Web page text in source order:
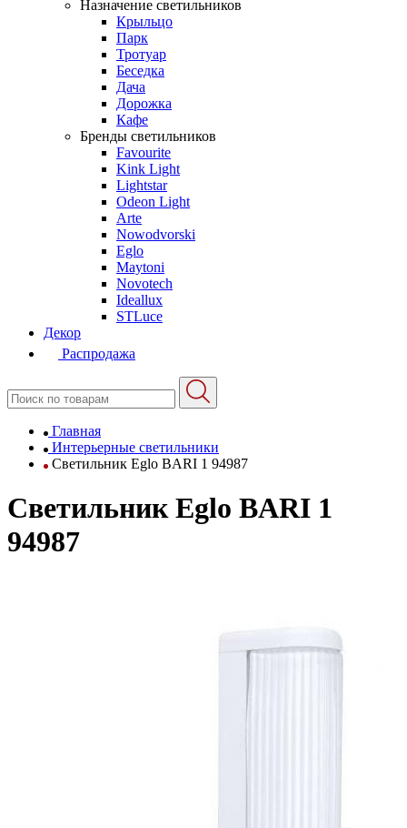
Назначение светильников
Крыльцо
Парк
Тротуар
Беседка
Дача
Дорожка
Кафе
Бренды светильников
Favourite
Kink Light
Lightstar
Odeon Light
Arte
Nowodvorski
Eglo
Maytoni
Novotech
Ideallux
STLuce
Декор
Распродажа
Главная
Интерьерные светильники
Светильник Eglo BARI 1 94987
Светильник Eglo BARI 1
94987